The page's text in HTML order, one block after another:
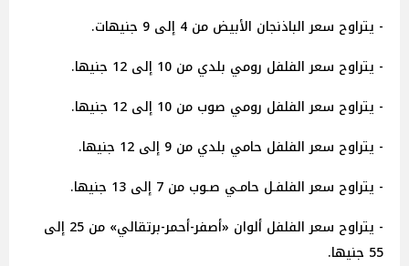
- يتراوح سعر الباذنجان الأبيض من 4 إلى 9 جنيهات.
- يتراوح سعر الفلفل رومي بلدي من 10 إلى 12 جنيها.
- يتراوح سعر الفلفل رومي صوب من 10 إلى 12 جنيها.
- يتراوح سعر الفلفل حامي بلدي من 9 إلى 12 جنيها.
- يتراوح سعر الفلفـل حامـي صـوب من 7 إلى 13 جنيها.
- يتراوح سعر الفلفل ألوان «أصفر-أحمر-برتقالي» من 25 إلى
55 جنيها.